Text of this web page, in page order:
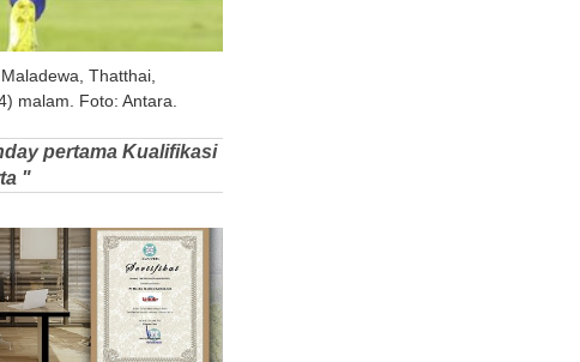
Thatthai,
malam. Foto: Antara.
pertama Kualifikasi
"